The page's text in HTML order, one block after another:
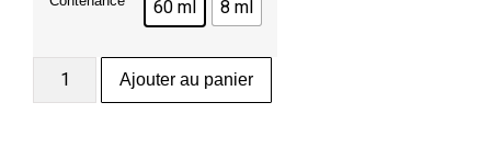
60 ml 8 ml
Ajouter au panier